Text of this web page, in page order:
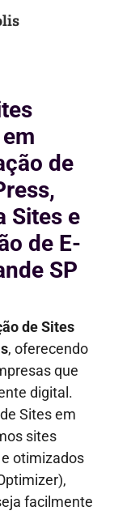
de
Sites e
de E-
SP
de Sites
, oferecendo
que
digital.
Sites em
sites
otimizados
,
facilmente